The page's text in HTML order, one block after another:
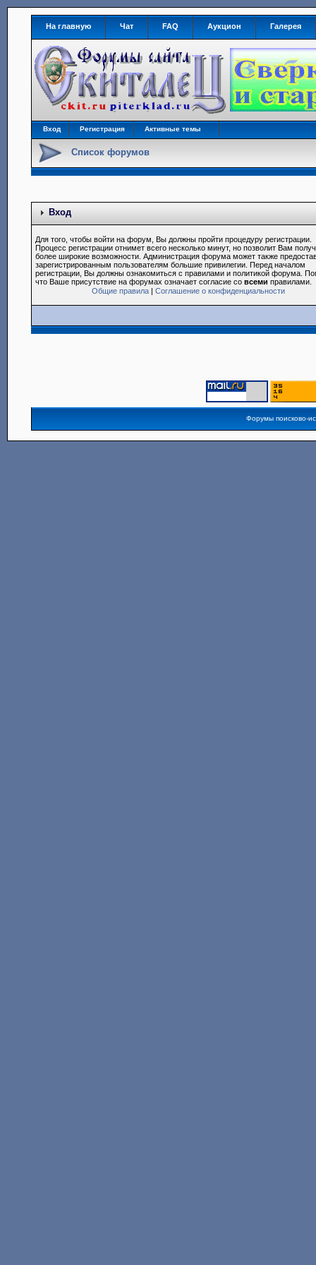
На главную Чат FAQ Аукцион Галерея
Вход Регистрация Активные темы
Список форумов
Вход
Для того, чтобы войти на форум, Вы должны пройти процедуру регистрации.
Процесс регистрации отнимет всего несколько минут, но позволит Вам
более широкие возможности. Администрация форума может также
зарегистрированным пользователям большие привилегии. Перед началом
регистрации, Вы должны ознакомиться с правилами и политикой форума.
что Ваше присутствие на форумах означает согласие совсеми правилами.
Общие правила |Соглашение о конфиденциальности
Форумы поисково-